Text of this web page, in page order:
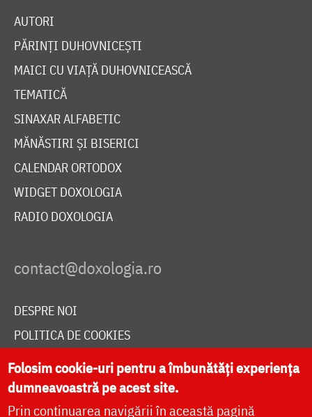
AUTORI
PĂRINȚI DUHOVNICEȘTI
MAICI CU VIAȚĂ DUHOVNICEASCĂ
TEMATICĂ
SINAXAR ALFABETIC
MĂNĂSTIRI ȘI BISERICI
CALENDAR ORTODOX
WIDGET DOXOLOGIA
RADIO DOXOLOGIA
DESPRE NOI
POLITICA DE COOKIES
DONEAZĂ ONLINE PENTRU CATEDRALA NAȚIONALĂ
LIVE
Folosim cookie-uri pentru a îmbunătăți experiența
dumneavoastră pe acest site.
Prin continuarea navigării în această pagină